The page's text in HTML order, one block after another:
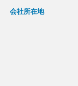
会社所在地